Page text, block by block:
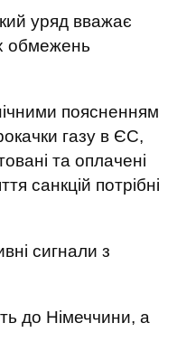
уряд вважає
обмежень
поясненням
газу в ЄС,
та оплачені
санкцій потрібні
сигнали з
​​до Німеччини, а